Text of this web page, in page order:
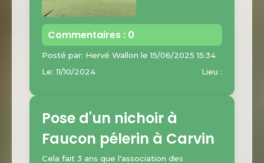
Commentaires : 0
Posté par: Hervé Wallon le 15/06/2025 15:34
Le: 11/10/2024
Lieu :
Pose d'un nichoir à
Faucon pélerin à Carvin
Cela fait 3 ans que l'association des